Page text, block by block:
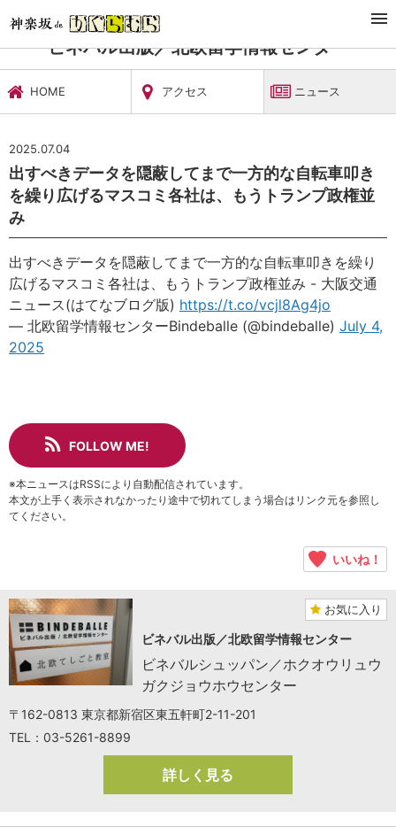
習い事・稽古 ビネバル出版／北欧留学情報センター ニュース
ビネバル出版／北欧留学情報センター
HOME アクセス ニュース
2025.07.04
出すべきデータを隠蔽してまで一方的な自転車叩き
を繰り広げるマスコミ各社は、もうトランプ政権並
み
出すべきデータを隠蔽してまで一方的な自転車叩きを繰り
広げるマスコミ各社は、もうトランプ政権並み - 大阪交通
ニュース(はてなブログ版) https://t.co/vcjl8Ag4jo
— 北欧留学情報センターBindeballe (@bindeballe) July 4,
2025
FOLLOW ME!
※本ニュースはRSSにより自動配信されています。
本文が上手く表示されなかったり途中で切れてしまう場合はリンク元を参照し
てください。
いいね！
お気に入り
ビネバル出版／北欧留学情報センター
ビネバルシュッパン／ホクオウリュウ
ガクジョウホウセンター
〒162-0813 東京都新宿区東五軒町2-11-201
TEL：03-5261-8899
詳しく見る